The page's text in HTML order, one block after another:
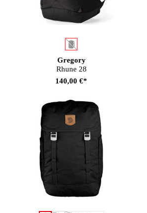
Gregory
Rhune 28
Farbe(Diese Option ist zurzeit
140,00 €*